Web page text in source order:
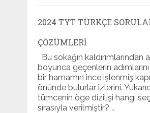
2024 TYT TÜRKÇE
ÇÖZÜMLERI
Bu sokağın kaldırımlarından
boyunca geçenlerin
bir hamamın ince işlenmiş
önünde bulurlar izlerini.
tümcenin öge dizilişi hangi
sırasıyla verilmiştir? …